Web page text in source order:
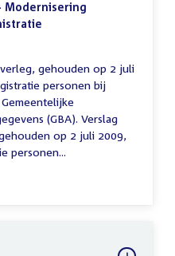
Modernisering
gehouden op 2 juli
personen bij
(GBA). Verslag
op 2 juli 2009,
personen...